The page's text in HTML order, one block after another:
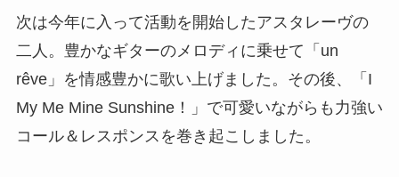
次は今年に入って活動を開始したアスタレーヴの
二人。豊かなギターのメロディに乗せて「un
rêve」を情感豊かに歌い上げました。その後、「I
My Me Mine Sunshine！」で可愛いながらも力強い
コール＆レスポンスを巻き起こしました。